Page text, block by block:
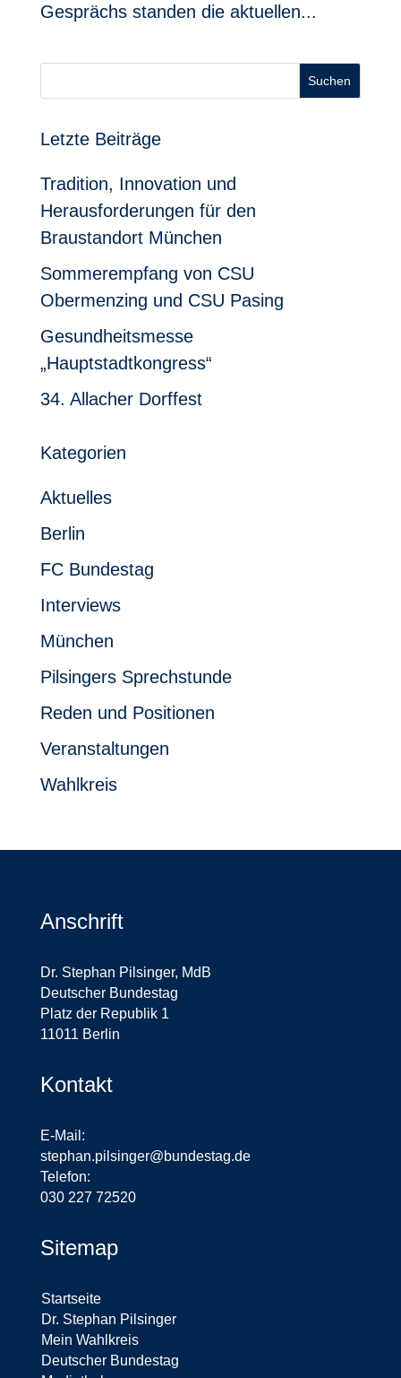
Gesprächs standen die aktuellen...
Suchen
Letzte Beiträge
Tradition, Innovation und
Herausforderungen für den
Braustandort München
Sommerempfang von CSU
Obermenzing und CSU Pasing
Gesundheitsmesse
„Hauptstadtkongress“
34. Allacher Dorffest
Kategorien
Aktuelles
Berlin
FC Bundestag
Interviews
München
Pilsingers Sprechstunde
Reden und Positionen
Veranstaltungen
Wahlkreis
Anschrift
Dr. Stephan Pilsinger, MdB
Deutscher Bundestag
Platz der Republik 1
11011 Berlin
Kontakt
E-Mail:
stephan.pilsinger@bundestag.de
Telefon:
030 227 72520
Sitemap
Startseite
Dr. Stephan Pilsinger
Mein Wahlkreis
Deutscher Bundestag